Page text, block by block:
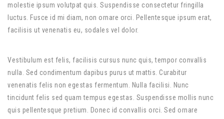
molestie ipsum volutpat quis. Suspendisse consectetur fringilla
luctus. Fusce id mi diam, non ornare orci. Pellentesque ipsum erat,
facilisis ut venenatis eu, sodales vel dolor.
Vestibulum est felis, facilisis cursus nunc quis, tempor convallis
nulla. Sed condimentum dapibus purus ut mattis. Curabitur
venenatis felis non egestas fermentum. Nulla facilisi. Nunc
tincidunt felis sed quam tempus egestas. Suspendisse mollis nunc
quis pellentesque pretium. Donec id convallis orci. Sed ornare